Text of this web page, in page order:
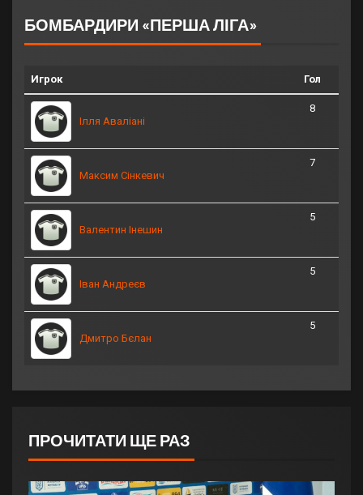
БОМБАРДИРИ «ПЕРША ЛІГА»
Игрок Гол
Ілля Аваліані
8
Максим Сінкевич
7
Валентин Інешин
5
Іван Андреєв
5
Дмитро Бєлан
5
ПРОЧИТАТИ ЩЕ РАЗ